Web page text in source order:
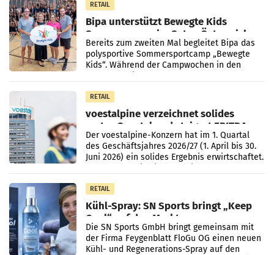
RETAIL
Bipa unterstützt Bewegte Kids
Sommercamps im Osten Österreichs
Bereits zum zweiten Mal begleitet Bipa das
polysportive Sommersportcamp „Bewegte
Kids“. Während der Campwochen in den
RETAIL
voestalpine verzeichnet solides
erstes Quartal und steigert EBITDA
Der voestalpine-Konzern hat im 1. Quartal
des Geschäftsjahres 2026/27 (1. April bis 30.
Juni 2026) ein solides Ergebnis erwirtschaftet.
RETAIL
Kühl-Spray: SN Sports bringt „Keep
Cool“ auf den Markt
Die SN Sports GmbH bringt gemeinsam mit
der Firma Feygenblatt FloGu OG einen neuen
Kühl- und Regenerations-Spray auf den